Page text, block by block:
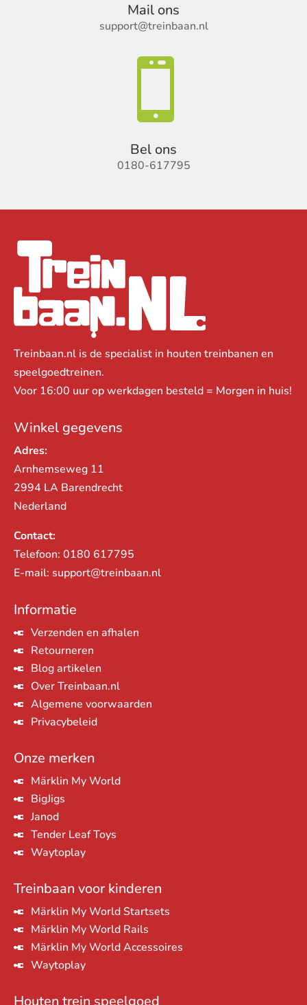
Mail ons
support@treinbaan.nl

Bel ons
0180-617795
Treinbaan.nl is de specialist in houten treinbanen en
speelgoedtreinen.
Voor 16:00 uur op werkdagen besteld = Morgen in huis!
Winkel gegevens
Adres:
Arnhemseweg 11
2994 LA Barendrecht
Nederland
Contact:
Telefoon: 0180 617795
E-mail: support@treinbaan.nl
Informatie
Verzenden en afhalen
Retourneren
Blog artikelen
Over Treinbaan.nl
Algemene voorwaarden
Privacybeleid
Onze merken
Märklin My World
BigJigs
Janod
Tender Leaf Toys
Waytoplay
Treinbaan voor kinderen
Märklin My World Startsets
Märklin My World Rails
Märklin My World Accessoires
Waytoplay